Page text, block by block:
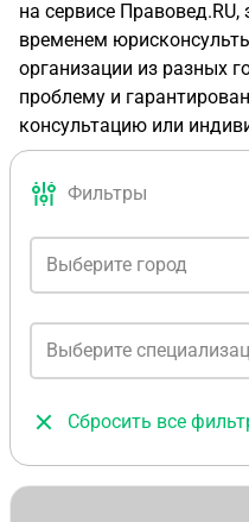
на сервисе
временем
организации из разных
проблему и
консультацию или
Фильтры
Выберите город
Выберите
Сбросить все